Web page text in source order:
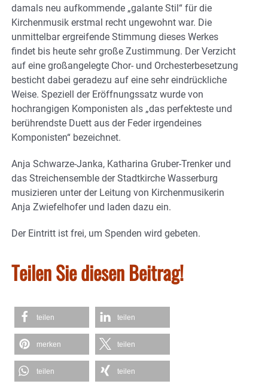
damals neu aufkommende „galante Stil“ für die
Kirchenmusik erstmal recht ungewohnt war. Die
unmittelbar ergreifende Stimmung dieses Werkes
findet bis heute sehr große Zustimmung. Der Verzicht
auf eine großangelegte Chor- und Orchesterbesetzung
besticht dabei geradezu auf eine sehr eindrückliche
Weise. Speziell der Eröffnungssatz wurde von
hochrangigen Komponisten als „das perfekteste und
berührendste Duett aus der Feder irgendeines
Komponisten“ bezeichnet.
Anja Schwarze-Janka, Katharina Gruber-Trenker und
das Streichensemble der Stadtkirche Wasserburg
musizieren unter der Leitung von Kirchenmusikerin
Anja Zwiefelhofer und laden dazu ein.
Der Eintritt ist frei, um Spenden wird gebeten.
Teilen Sie diesen Beitrag!
teilen teilen
merken teilen
teilen teilen